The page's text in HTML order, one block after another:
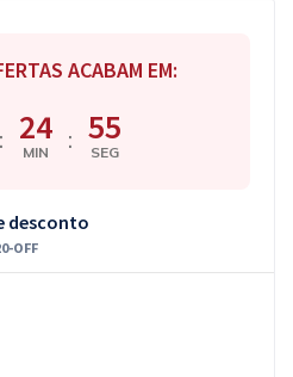
ACABAM EM:
: 24
MIN : 54
SEG
desconto
OFF